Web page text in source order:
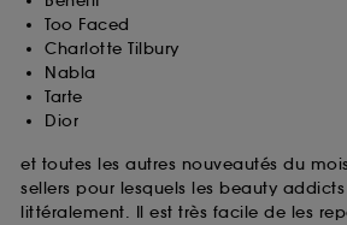
Too Faced
Charlotte Tilbury
Nabla
Tarte
Dior
et toutes les autres nouveautés du
sellers pour lesquels les beauty
littéralement. Il est très facile de les